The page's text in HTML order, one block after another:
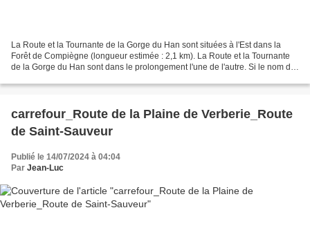
La Route et la Tournante de la Gorge du Han sont situées à l'Est dans la
Forêt de Compiègne (longueur estimée : 2,1 km). La Route et la Tournante
de la Gorge du Han sont dans le prolongement l'une de l'autre. Si le nom de
carrefour_Route de la Plaine de Verberie_Route
de Saint-Sauveur
Publié le 14/07/2024 à 04:04
Par Jean-Luc